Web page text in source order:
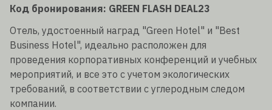
Код бронирования: GREEN FLASH DEAL23
Отель, удостоенный наград "Green Hotel" и "Best
Business Hotel", идеально расположен для
проведения корпоративных конференций и учебных
мероприятий, и все это с учетом экологических
требований, в соответствии с углеродным следом
компании.